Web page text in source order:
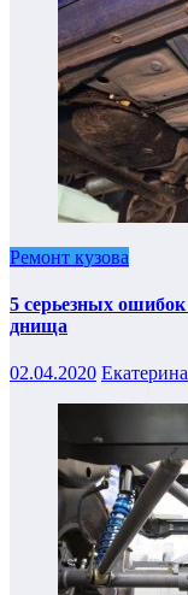
Ремонт кузова
5 серьезных
днища
02.04.2020 Екатерина